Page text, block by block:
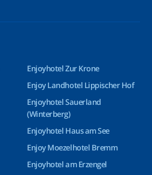
Enjoyhotel Zur Krone
Enjoy Landhotel Lippischer Hof
Enjoyhotel Sauerland
(Winterberg)
Enjoyhotel Haus am See
Enjoy Moezelhotel Bremm
Enjoyhotel am Erzengel